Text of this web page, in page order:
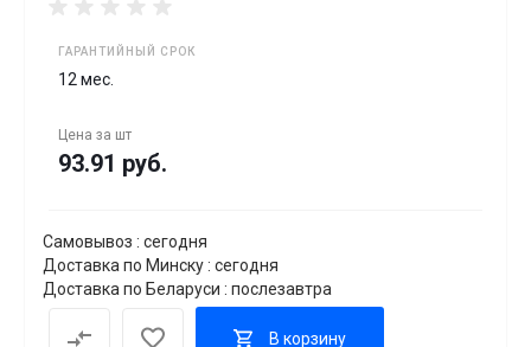
ГАРАНТИЙНЫЙ СРОК
12 мес.
Цена за шт
93.91 руб.
Самовывоз : сегодня
Доставка по Минску : сегодня
Доставка по Беларуси : послезавтра
В корзину